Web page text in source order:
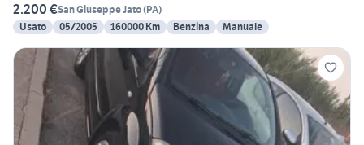
2.200 €San Giuseppe Jato(PA)
Usato
05/2005 160000 Km Benzina Manuale